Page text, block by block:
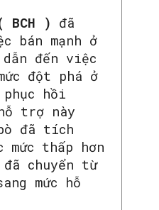
BCH ) đã
bán mạnh ở
đến việc
đột phá ở
phục hồi
trợ này
đã tích
mức thấp hơn
chuyển từ
mức hỗ